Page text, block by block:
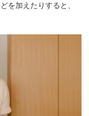
を加えたりすると、